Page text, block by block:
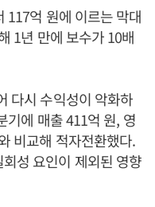
117억 원에 이르는 막대
1년 만에 보수가 10배
다시 수익성이 악화하
기에 매출 411억 원, 영
비교해 적자전환했다.
성 요인이 제외된 영향